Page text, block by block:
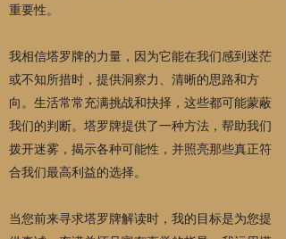
重要性。
我相信塔罗牌的力量，因为它能在我们感到迷茫
或不知所措时，提供洞察力、清晰的思路和方
向。生活常常充满挑战和抉择，这些都可能蒙蔽
我们的判断。塔罗牌提供了一种方法，帮助我们
拨开迷雾，揭示各种可能性，并照亮那些真正符
合我们最高利益的选择。
当您前来寻求塔罗牌解读时，我的目标是为您提